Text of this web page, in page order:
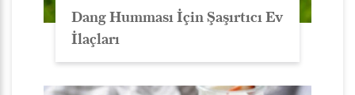
Dang Humması İçin Şaşırtıcı Ev
İlaçları